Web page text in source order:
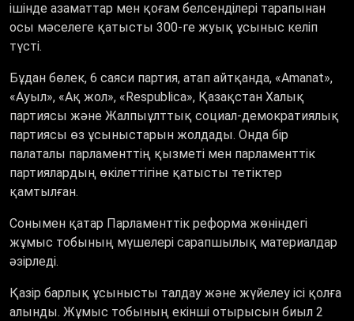
ішінде азаматтар мен қоғам белсенділері тарапынан
осы мәселеге қатысты 300-ге жуық ұсыныс келіп
түсті.
Бұдан бөлек, 6 саяси партия, атап айтқанда, «Amanat»,
«Ауыл», «Ақ жол», «Respublica», Қазақстан Халық
партиясы және Жалпыұлттық социал-демократиялық
партиясы өз ұсыныстарын жолдады. Онда бір
палаталы парламенттің қызметі мен парламенттік
партиялардың өкілеттігіне қатысты тетіктер
қамтылған.
Сонымен қатар Парламенттік реформа жөніндегі
жұмыс тобының мүшелері сарапшылық материалдар
әзірледі.
Қазір барлық ұсынысты талдау және жүйелеу ісі қолға
алынды. Жұмыс тобының екінші отырысын биыл 2